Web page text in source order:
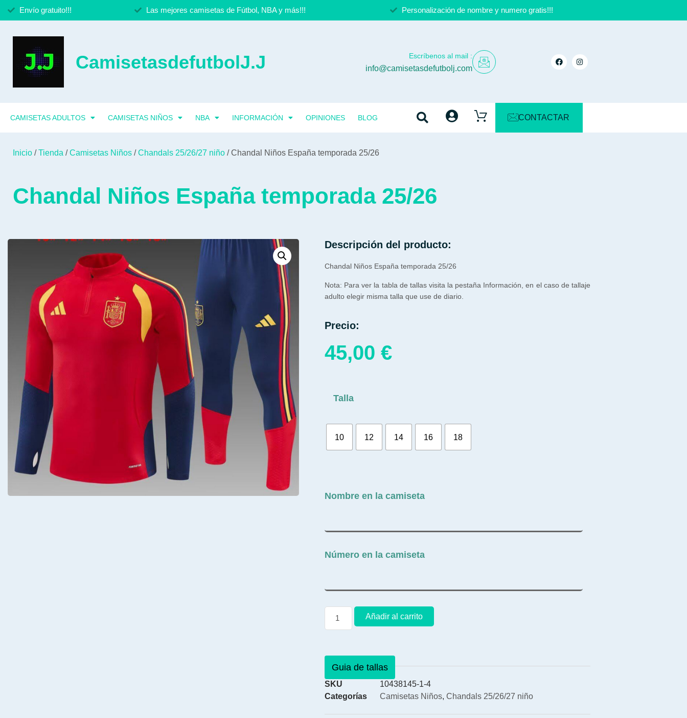
Envío gratuito!!! Las mejores camisetas de Fútbol, NBA y más!!! Personalización de nombre y numero gratis!!!
CamisetasdefutbolJ.J Escríbenos al mail :
info@camisetasdefutbolj.com
CAMISETAS ADULTOS CAMISETAS NIÑOS NBA INFORMACIÓN OPINIONES BLOG CONTACTAR
Inicio /Tienda /Camisetas Niños /Chandals 25/26/27 niño / Chandal Niños España temporada 25/26
Chandal Niños España temporada 25/26
Descripción del producto:
Chandal Niños España temporada 25/26
Nota: Para ver la tabla de tallas visita la pestaña Información, en el caso de tallaje
adulto elegir misma talla que use de diario.
Precio:
45,00 €
Talla
10 12 14 16 18
Nombre en la camiseta
Número en la camiseta
Añadir al carrito
Guia de tallas
SKU
10438145-1-4
Categorías
Camisetas Niños, Chandals 25/26/27 niño